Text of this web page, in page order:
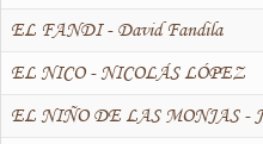
EL FANDI - David Fandila
EL NICO - NICOLÁS LÓPEZ
EL NIÑO DE LAS MONJAS -